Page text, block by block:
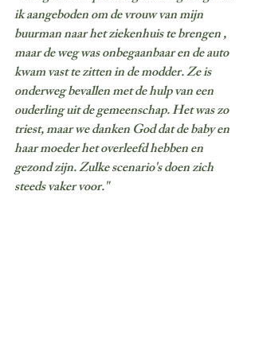
ik aangeboden om de vrouw van mijn
buurman naar het ziekenhuis te brengen ,
maar de weg was onbegaanbaar en de auto
kwam vast te zitten in de modder. Ze is
onderweg bevallen met de hulp van een
ouderling uit de gemeenschap. Het was zo
triest, maar we danken God dat de baby en
haar moeder het overleefd hebben en
gezond zijn. Zulke scenario's doen zich
steeds vaker voor."